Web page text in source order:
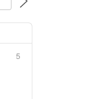
5